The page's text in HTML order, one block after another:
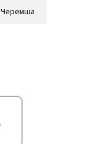
Черемша